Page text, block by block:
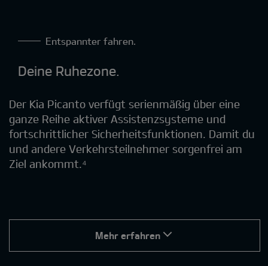
Entspannter fahren.
Deine Ruhezone.
Der Kia Picanto verfügt serienmäßig über eine
ganze Reihe aktiver Assistenzsysteme und
fortschrittlicher Sicherheitsfunktionen. Damit du
und andere Verkehrsteilnehmer sorgenfrei am
Ziel ankommt.⁴
Mehr erfahren